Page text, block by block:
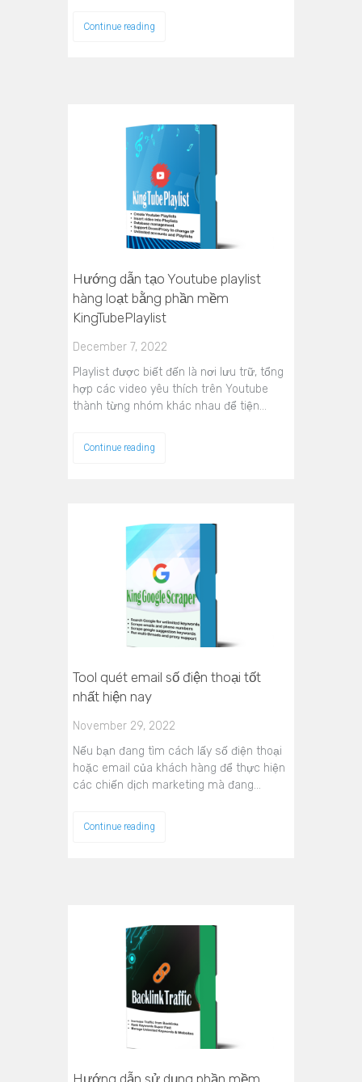
Continue reading
Hướng dẫn tạo Youtube playlist
hàng loạt bằng phần mềm
KingTubePlaylist
December 7, 2022
Playlist được biết đến là nơi lưu trữ, tổng
hợp các video yêu thích trên Youtube
thành từng nhóm khác nhau để tiện…
Continue reading
Tool quét email số điện thoại tốt
nhất hiện nay
November 29, 2022
Nếu bạn đang tìm cách lấy số điện thoại
hoặc email của khách hàng để thực hiện
các chiến dịch marketing mà đang…
Continue reading